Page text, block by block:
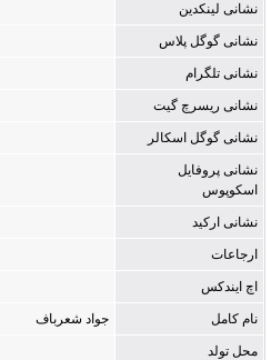
نشانی لینکدین
نشانی گوگل پلاس
نشانی تلگرام
نشانی ریسرچ گیت
نشانی گوگل اسکالر
نشانی پروفایل
اسکوپوس
نشانی ارکید
ارجاعات
اچ ایندکس
نام کامل جواد شعرباف
محل تولد